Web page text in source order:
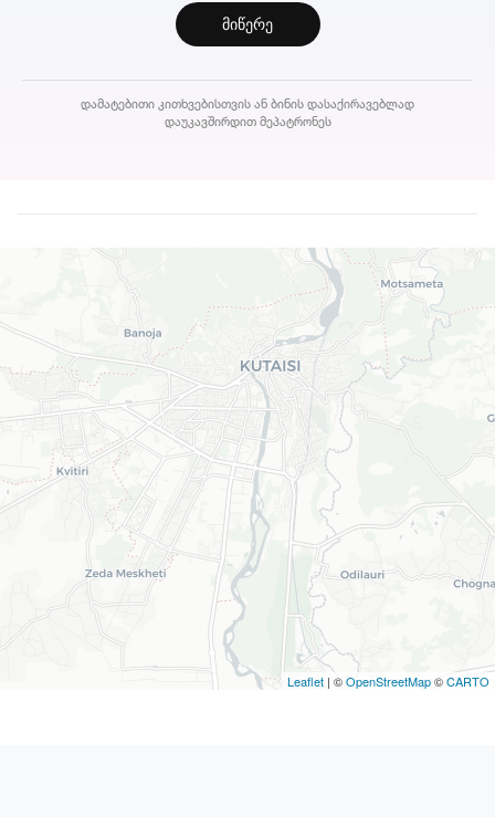
მიწერე
დამატებითი კითხვებისთვის ან ბინის დასაქირავებლად
დაუკავშირდით მეპატრონეს
Leaflet | ©OpenStreetMap©CARTO